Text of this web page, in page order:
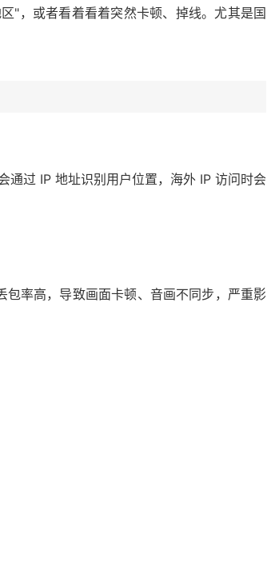
"，或者看着看着突然卡顿、掉线。尤其是国
通过 IP 地址识别用户位置，海外 IP 访问时会
率高，导致画面卡顿、音画不同步，严重影